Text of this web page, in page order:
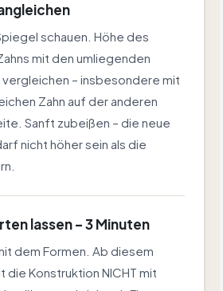
schauen. Höhe des
mit den umliegenden
vergleichen – insbesondere mit
Zahn auf der anderen
Sanft zubeißen – die neue
nicht höher sein als die
lassen – 3 Minuten
dem Formen. Ab diesem
die Konstruktion NICHT mit